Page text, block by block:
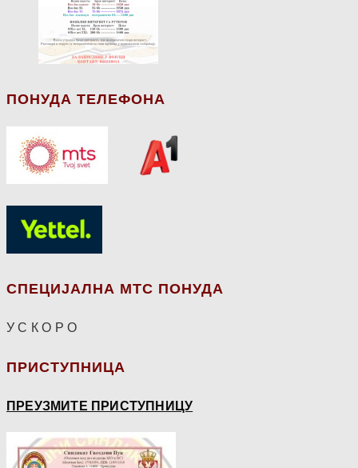
ПОНУДА ТЕЛЕФОНА
СПЕЦИЈАЛНА МТС ПОНУДА
У С К О Р О
ПРИСТУПНИЦА
ПРЕУЗМИТЕ ПРИСТУПНИЦУ